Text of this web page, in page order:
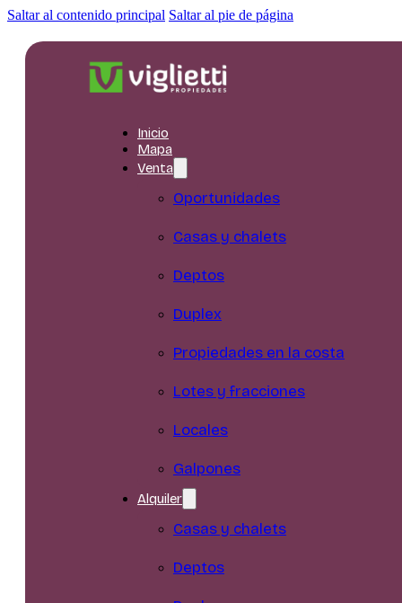
Saltar al contenido principal Saltar al pie de página
Inicio
Mapa
Venta
Oportunidades
Casas y chalets
Deptos
Duplex
Propiedades en la costa
Lotes y fracciones
Locales
Galpones
Alquiler
Casas y chalets
Deptos